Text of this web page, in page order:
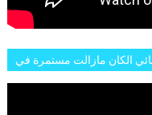
الكان مازالت مستمرة في